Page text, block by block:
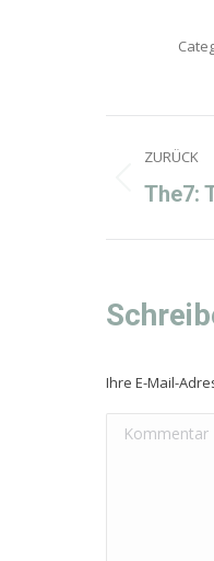
Project
ZURÜCK
Previous
The7:
Ihre E-Mail-
Kommentar